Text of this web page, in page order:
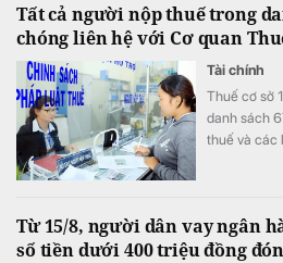
Tất cả người nộp thuế trong
chóng liên hệ với Cơ quan
Tài chính
Thuế cơ sở
danh sách
thuế và các
Từ 15/8, người dân vay ngân
số tiền dưới 400 triệu đồng